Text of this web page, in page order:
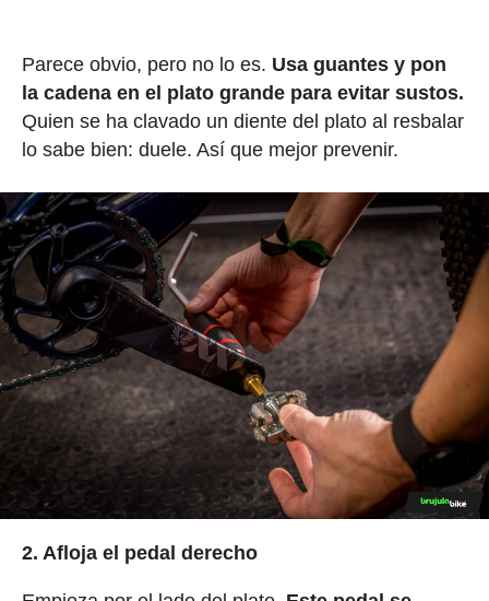
Parece obvio, pero no lo es. Usa guantes y pon
la cadena en el plato grande para evitar sustos.
Quien se ha clavado un diente del plato al resbalar
lo sabe bien: duele. Así que mejor prevenir.
2. Afloja el pedal derecho